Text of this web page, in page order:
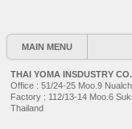
MAIN MENU
THAI YOMA INSDUSTRY
Office : 51/24-25 Moo.9
Factory : 112/13-14 Moo.6
Thailand